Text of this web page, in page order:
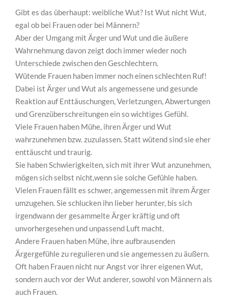
Gibt es das überhaupt: weibliche Wut? Ist Wut nicht Wut,
egal ob bei Frauen oder bei Männern?
Aber der Umgang mit Ärger und Wut und die äußere
Wahrnehmung davon zeigt doch immer wieder noch
Unterschiede zwischen den Geschlechtern.
Wütende Frauen haben immer noch einen schlechten Ruf!
Dabei ist Ärger und Wut als angemessene und gesunde
Reaktion auf Enttäuschungen, Verletzungen, Abwertungen
und Grenzüberschreitungen ein so wichtiges Gefühl.
Viele Frauen haben Mühe, ihren Ärger und Wut
wahrzunehmen bzw. zuzulassen. Statt wütend sind sie eher
enttäuscht und traurig.
Sie haben Schwierigkeiten, sich mit ihrer Wut anzunehmen,
mögen sich selbst nicht,wenn sie solche Gefühle haben.
Vielen Frauen fällt es schwer, angemessen mit ihrem Ärger
umzugehen. Sie schlucken ihn lieber herunter, bis sich
irgendwann der gesammelte Ärger kräftig und oft
unvorhergesehen und unpassend Luft macht.
Andere Frauen haben Mühe, ihre aufbrausenden
Ärgergefühle zu regulieren und sie angemessen zu äußern.
Oft haben Frauen nicht nur Angst vor ihrer eigenen Wut,
sondern auch vor der Wut anderer, sowohl von Männern als
auch Frauen.